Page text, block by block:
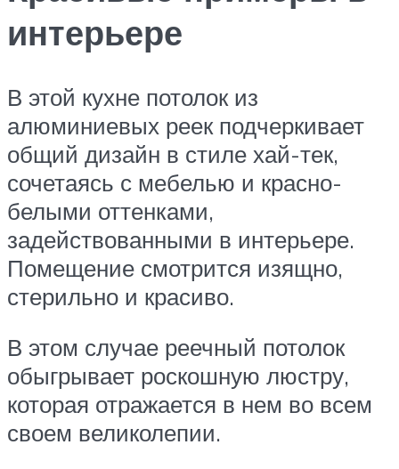
интерьере
В этой кухне потолок из
алюминиевых реек подчеркивает
общий дизайн в стиле хай-тек,
сочетаясь с мебелью и красно-
белыми оттенками,
задействованными в интерьере.
Помещение смотрится изящно,
стерильно и красиво.
В этом случае реечный потолок
обыгрывает роскошную люстру,
которая отражается в нем во всем
своем великолепии.